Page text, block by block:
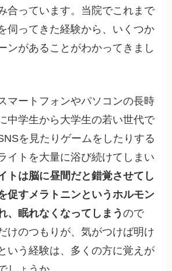
合っています。当院でこれまで
伺ってきた経験から、いくつか
ンがあることがわかってきまし
マートフォンやパソコンの長時
中学生から大学生の若い世代で
を見たりゲームをしたりする
イトを大量に浴び続けてしまい
トは脳に昼間だと錯覚させてし
促すメラトニンというホルモン
、眠れなくなってしまうので
けのつもりが、気がつけば明け
いう経験は、多くの方に覚えが